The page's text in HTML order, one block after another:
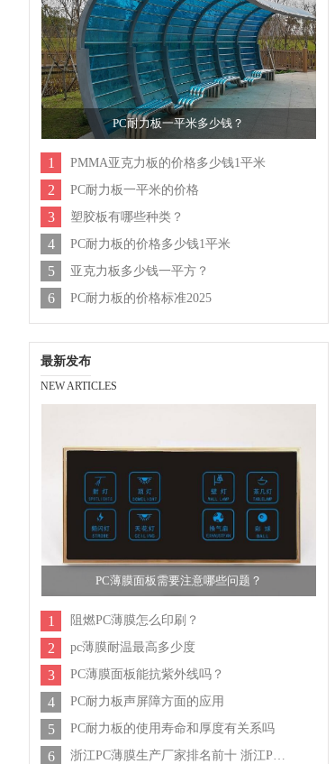
PC耐力板一平米多少钱？
1 PMMA亚克力板的价格多少钱1平米
2 PC耐力板一平米的价格
3 塑胶板有哪些种类？
4 PC耐力板的价格多少钱1平米
5 亚克力板多少钱一平方？
6 PC耐力板的价格标准2025
最新发布
NEW ARTICLES
PC薄膜面板需要注意哪些问题？
1 阻燃PC薄膜怎么印刷？
2 pc薄膜耐温最高多少度
3 PC薄膜面板能抗紫外线吗？
4 PC耐力板声屏障方面的应用
5 PC耐力板的使用寿命和厚度有关系吗
6 浙江PC薄膜生产厂家排名前十 浙江PC薄膜公司排行榜